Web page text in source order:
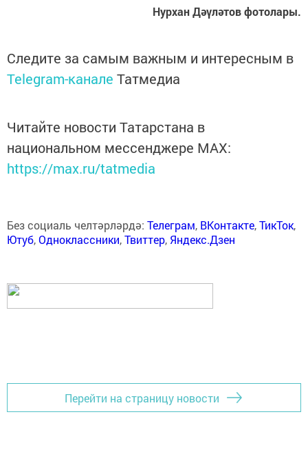
Нурхан Дәүләтов фотолары.
Следите за самым важным и интересным в
Telegram-канале Татмедиа
Читайте новости Татарстана в
национальном мессенджере MАХ:
https://max.ru/tatmedia
Без социаль челтәрләрдә: Телеграм, ВКонтакте,ТикТок,
Ютуб,Одноклассники,Твиттер, Яндекс.Дзен
Перейти на страницу новости